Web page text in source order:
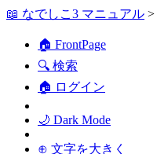
📖 なでしこ3 マニュアル >
🏠 FrontPage
🔍 検索
🏠 ログイン
🌙 Dark Mode
⊕ 文字を大きく